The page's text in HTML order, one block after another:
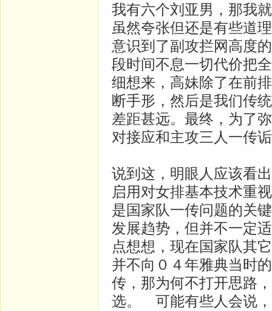
我有六个刘亚男，那我
虽然夸张但还是有些道
意识到了副攻拦网高度
段时间不息一切代价把
细想来，高妹除了在前
断手形，然后是我们传
差距甚远。最终，为了
对接应和主攻三人一传
说到这，明眼人应该看
启用对女排基本技术重
是国家队一传问题的关
发展趋势，但并不一定
点想想，现在国家队其
并不向０４年雅典当时
传，那为何不打开思路
选。 可能有些人会说，